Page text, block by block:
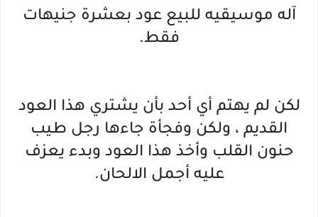
آله موسيقيه للبيع عود بعشرة جنيهات
فقط.
لكن لم يهتم أي أحد بأن يشتري هذا العود
القديم ، ولكن وفجأة جاءها رجل طيب
حنون القلب وأخذ هذا العود وبدء يعزف
عليه أجمل الالحان.